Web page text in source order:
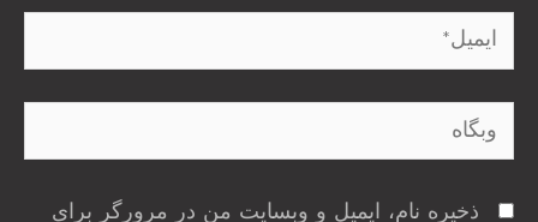
ایمیل*
وبگاه
ذخیره نام، ایمیل و وبسایت من در مرورگر برای